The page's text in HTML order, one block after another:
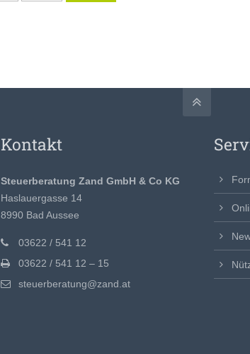
Kontakt
Steuerberatung Zand GmbH & Co KG
Haslauergasse 14
8990 Bad Aussee
03622 / 541 12
03622 / 541 12 – 15
steuerberatung@zand.at